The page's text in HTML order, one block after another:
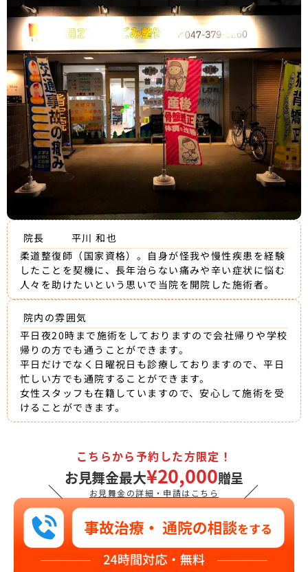
院長
平川 和也
柔道整復師（国家資格）。自身が怪我や慢性疾患を経験
したことを契機に、長年治らない痛みや辛い症状に悩む
人々を助けたいという思いで当院を開院した施術者。
院内の雰囲気
平日夜20時まで施術をしておりますので会社帰りや学校
帰りの方でも通うことができます。
平日だけでなく日曜祝日も診療しておりますので、平日
忙しい方でも通院することができます。
女性スタッフも在籍していますので、安心して施術を受
けることができます。
＼
こちらから予約した方限定！
お見舞金最大¥20,000贈呈
お見舞金の詳細・申請はこちら ／